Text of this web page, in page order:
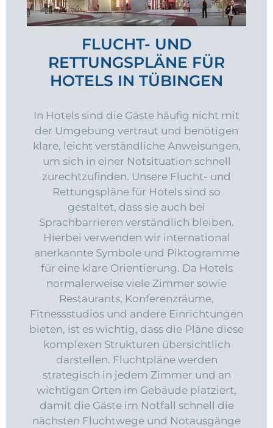
FLUCHT- UND
RETTUNGSPLÄNE FÜR
HOTELS IN TÜBINGEN
In Hotels sind die Gäste häufig nicht mit
der Umgebung vertraut und benötigen
klare, leicht verständliche Anweisungen,
um sich in einer Notsituation schnell
zurechtzufinden. Unsere Flucht- und
Rettungspläne für Hotels sind so
gestaltet, dass sie auch bei
Sprachbarrieren verständlich bleiben.
Hierbei verwenden wir international
anerkannte Symbole und Piktogramme
für eine klare Orientierung. Da Hotels
normalerweise viele Zimmer sowie
Restaurants, Konferenzräume,
Fitnessstudios und andere Einrichtungen
bieten, ist es wichtig, dass die Pläne diese
komplexen Strukturen übersichtlich
darstellen. Fluchtpläne werden
strategisch in jedem Zimmer und an
wichtigen Orten im Gebäude platziert,
damit die Gäste im Notfall schnell die
nächsten Fluchtwege und Notausgänge